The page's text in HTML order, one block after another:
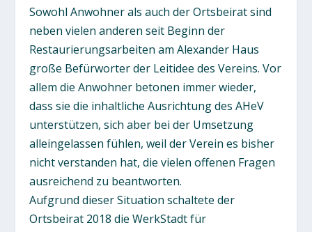
Sowohl Anwohner als auch der Ortsbeirat sind
neben vielen anderen seit Beginn der
Restaurierungsarbeiten am Alexander Haus
große Befürworter der Leitidee des Vereins. Vor
allem die Anwohner betonen immer wieder,
dass sie die inhaltliche Ausrichtung des AHeV
unterstützen, sich aber bei der Umsetzung
alleingelassen fühlen, weil der Verein es bisher
nicht verstanden hat, die vielen offenen Fragen
ausreichend zu beantworten.
Aufgrund dieser Situation schaltete der
Ortsbeirat 2018 die WerkStadt für